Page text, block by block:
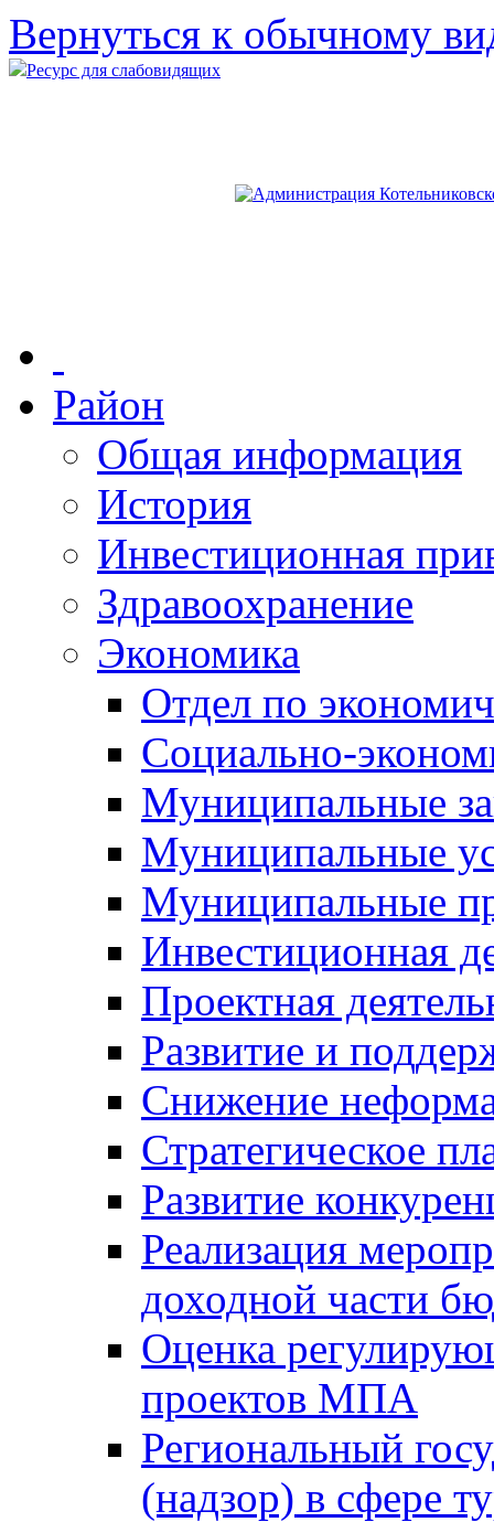
Вернуться к обычному
Ресурс для слабовидящих
Район
Общая информация
История
Инвестиционная
Здравоохранение
Экономика
Отдел по
Социально-
Муниципальные
Муниципальные
Муниципальные
Инвестиционная
Проектная
Развитие и
Снижение
Стратегическое
Развитие
Реализация
доходной части
Оценка
проектов МПА
Региональный
(надзор) в сфере